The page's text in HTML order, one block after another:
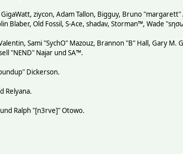
ziycon, Adam Tallon, Bigguy, Bruno "margarett"
Blaber, Old Fossil, S-Ace, shadav, Storman™, Wade
Sami "SychO" Mazouz, Brannon "B" Hall, Gary M.
"NEND" Najar und SA™.
Dickerson.
Relyana.
Ralph "[n3rve]" Otowo.